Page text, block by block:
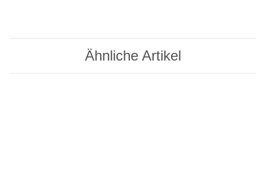
Ähnliche Artikel